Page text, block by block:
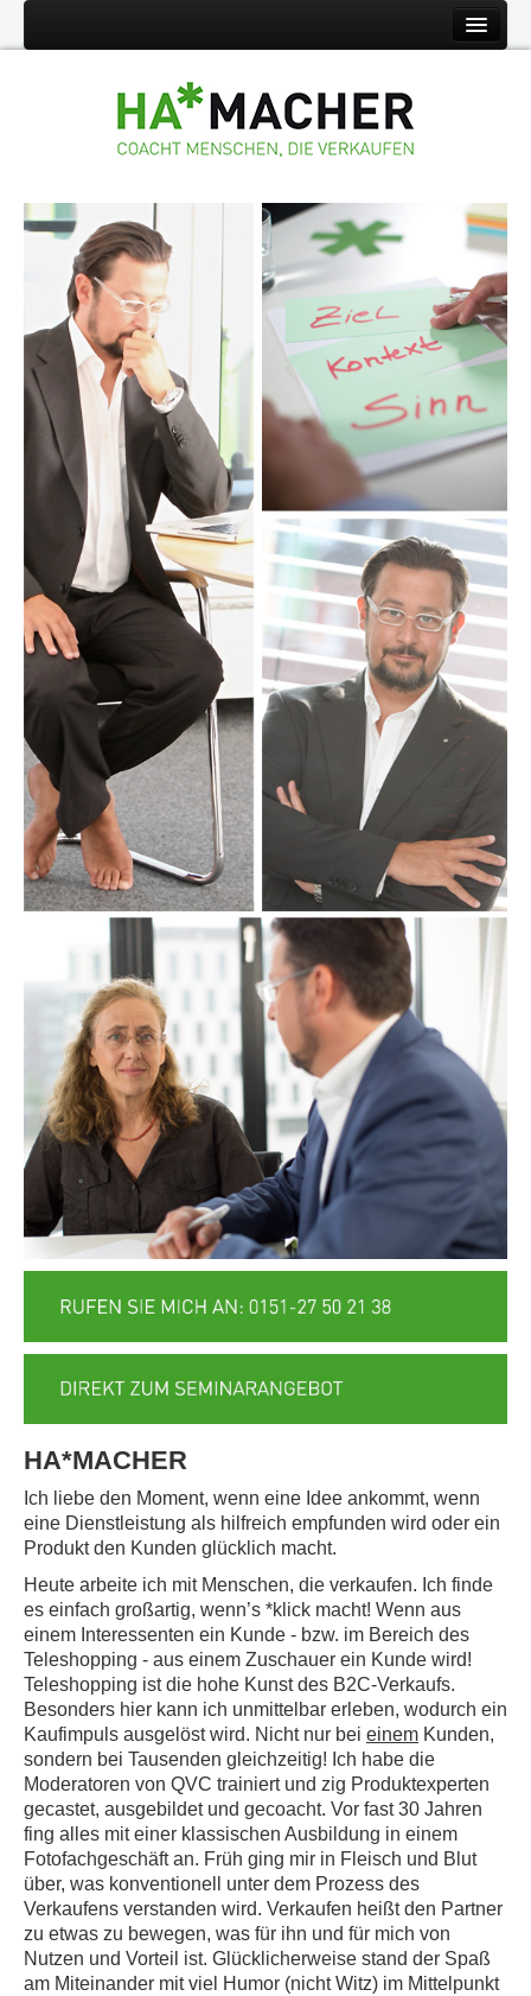
BERATUNG
TRAINING
COACHING
HYPNOSE
HA*BEREICHE
TELESHOPPING
STATIONÄRER HANDEL
HA*MACHER
HA*MACHER
HA*PARTNER
HA*KUNDEN
HA*KONTAKT
KONTAKT
IMPRESSUM / DATENSCHUTZ
HA*MACHER
Ich liebe den Moment, wenn eine Idee ankommt, wenn
eine Dienstleistung als hilfreich empfunden wird oder ein
Produkt den Kunden glücklich macht.
Heute arbeite ich mit Menschen, die verkaufen. Ich finde
es einfach großartig, wenn’s *klick macht! Wenn aus
einem Interessenten ein Kunde - bzw. im Bereich des
Teleshopping - aus einem Zuschauer ein Kunde wird!
Teleshopping ist die hohe Kunst des B2C-Verkaufs.
Besonders hier kann ich unmittelbar erleben, wodurch ein
Kaufimpuls ausgelöst wird. Nicht nur bei einem Kunden,
sondern bei Tausenden gleichzeitig! Ich habe die
Moderatoren von QVC trainiert und zig Produktexperten
gecastet, ausgebildet und gecoacht. Vor fast 30 Jahren
fing alles mit einer klassischen Ausbildung in einem
Fotofachgeschäft an. Früh ging mir in Fleisch und Blut
über, was konventionell unter dem Prozess des
Verkaufens verstanden wird. Verkaufen heißt den Partner
zu etwas zu bewegen, was für ihn und für mich von
Nutzen und Vorteil ist. Glücklicherweise stand der Spaß
am Miteinander mit viel Humor (nicht Witz) im Mittelpunkt